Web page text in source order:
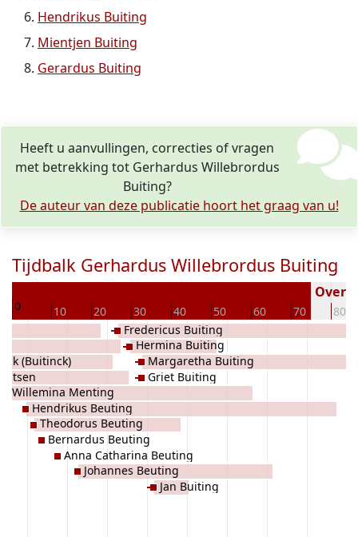
Hendrikus Buiting
Mientjen Buiting
Gerardus Buiting
Heeft u aanvullingen, correcties of vragen
met betrekking tot Gerhardus Willebrordus
Buiting?
De auteur van deze publicatie hoort het graag van u!
Tijdbalk Gerhardus Willebrordus Buiting
0 10 20 30 40 50 60 70 80
(Buitinck)
Willemina Menting
Hendrikus Beuting
Theodorus Beuting
Bernardus Beuting
Anna Catharina Beuting
Johannes Beuting
Fredericus Buiting
Hermina Buiting
Margaretha Buiting
Griet Buiting
Jan Buiting